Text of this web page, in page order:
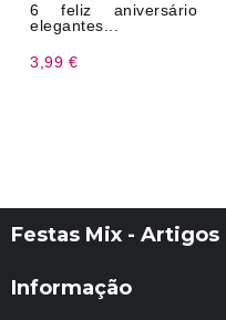
6 feliz aniversário
elegantes...
3,99 €
Festas Mix - Artigos
Informação